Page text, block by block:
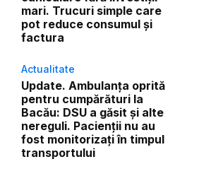
mari. Trucuri simple care
pot reduce consumul și
factura
Actualitate
Update. Ambulanța oprită
pentru cumpărături la
Bacău: DSU a găsit și alte
nereguli. Pacienții nu au
fost monitorizați în timpul
transportului